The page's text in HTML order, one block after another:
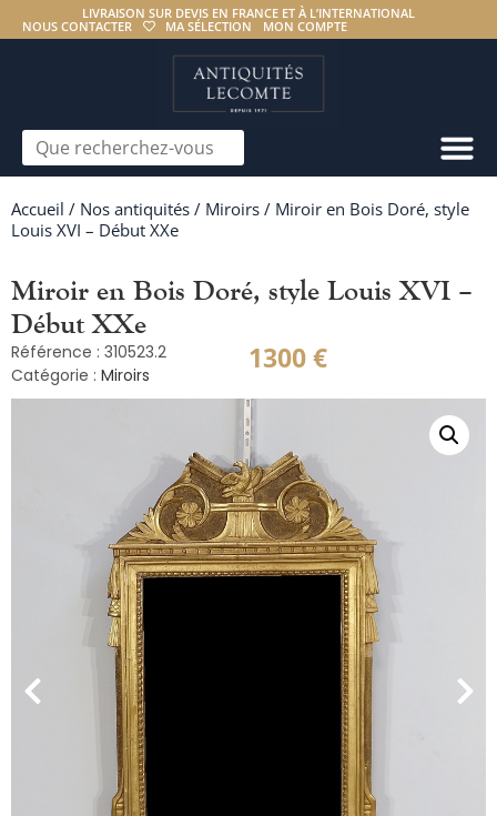
LIVRAISON SUR DEVIS EN FRANCE ET À L’INTERNATIONAL
NOUS CONTACTER
MA SÉLECTION MON COMPTE
Accueil / Nos antiquités / Miroirs / Miroir en Bois Doré, style
Louis XVI – Début XXe
Miroir en Bois Doré, style Louis XVI –
Début XXe
Référence : 310523.2
Catégorie : Miroirs 1300€